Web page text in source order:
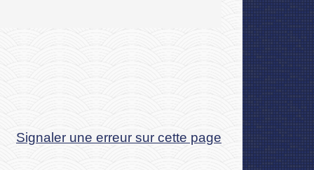
Signaler une erreur sur cette page